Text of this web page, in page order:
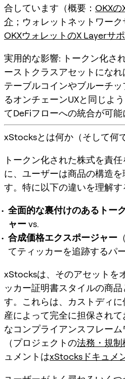
合しています（概要： OKX
介 ；ウォレットネットワー
OKXウォレットのX Layerサ
実用的な影響: トークン化さ
ーストクラスアセットにな
テーブルコインやブルーチ
るオンチェーンUXと同じよ
てDeFiフローへの統合が可能
xStocksとは何か（そして何
トークン化された株式を責
に、ユーザーは商品の構造
す。特に以下の違いを理解す
全面的な裏付けのあるトー
ャーvs.
合成価格エクスポージャー
てティッカーを追跡するパ
xStocksは、そのアセットを
ッカー証明書スタイルの商品
す。これらは、カストディ
産によって完全に担保され
なコンプライアンスフレー
（プロジェクトの法務・規制
ュメントはxStocksドキュメ